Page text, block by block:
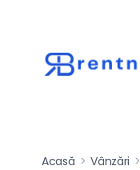
Acasă > Vânzări >